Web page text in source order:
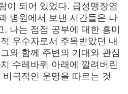
이 되어 있었다. 급성맹장염
병원에서 보낸 시간들은 나
, 나는 점점 공부에 대한 흥미
우수자로서 주목받았던 내
와 함께 주변의 기대와 관심
수레바퀴 아래에 깔려버린
극적인 운명을 따르는 것